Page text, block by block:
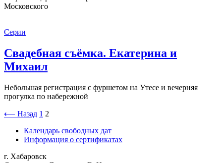
Московского
Серии
Свадебная съёмка. Екатерина и
Михаил
Небольшая регистрация с фуршетом на Утесе и вечерняя
прогулка по набережной
Пагинация
записей
⟵ Назад 1 2
Календарь свободных дат
Информация о сертификатах
г. Хабаровск